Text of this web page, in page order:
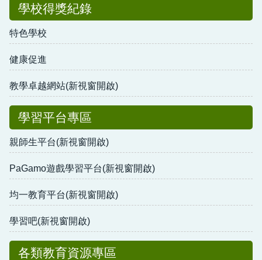
學校得獎紀錄
特色學校
健康促進
教學卓越網站(新視窗開啟)
學習平台專區
親師生平台(新視窗開啟)
PaGamo遊戲學習平台(新視窗開啟)
均一教育平台(新視窗開啟)
學習吧(新視窗開啟)
各類教育資源專區